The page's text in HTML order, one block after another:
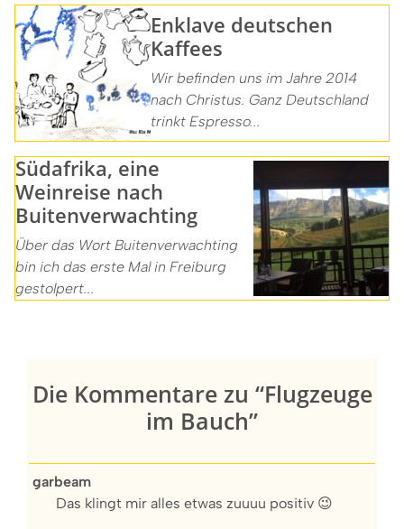
Enklave deutschen
Kaffees
Wir befinden uns im Jahre 2014
nach Christus. Ganz Deutschland
trinkt Espresso...
Südafrika, eine
Weinreise nach
Buitenverwachting
Über das Wort Buitenverwachting
bin ich das erste Mal in Freiburg
gestolpert...
Die Kommentare zu “Flugzeuge
im Bauch”
garbeam
Das klingt mir alles etwas zuuuu positiv 😉